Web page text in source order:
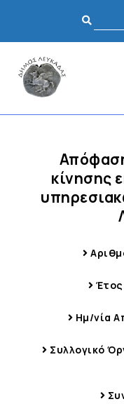
κίνησης
Ημ/νία
Συλλογικό